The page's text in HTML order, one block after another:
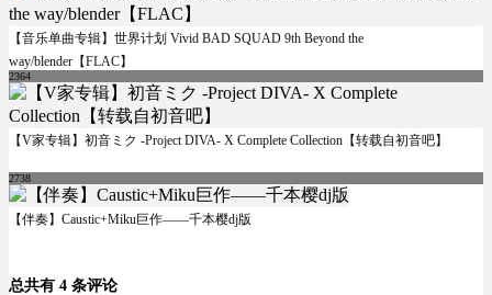
【音乐单曲专辑】世界计划 Vivid BAD SQUAD 9th Beyond the
way/blender【FLAC】
2364
【V家专辑】初音ミク -Project DIVA- X Complete Collection【转载自初音吧】
2738
【伴奏】Caustic+Miku巨作——千本樱dj版
总共有 4 条评论